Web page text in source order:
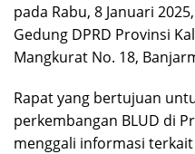
pada Rabu, 8 Januari
Gedung DPRD Provinsi
Mangkurat No. 18,
Rapat yang bertujuan
perkembangan BLUD di
menggali informasi